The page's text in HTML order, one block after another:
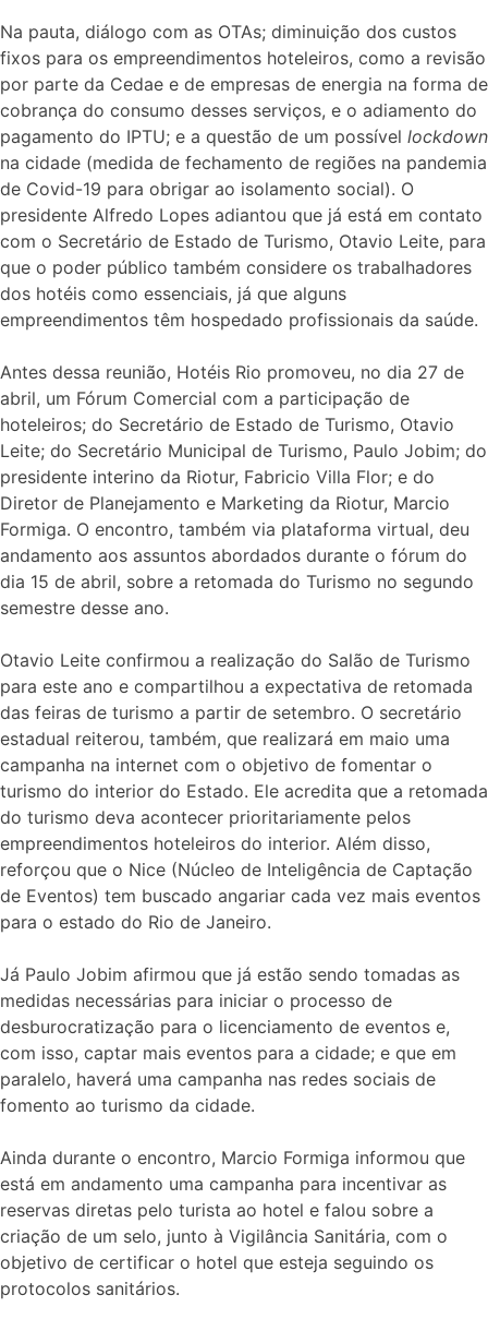
Na pauta, diálogo com as OTAs; diminuição dos custos
fixos para os empreendimentos hoteleiros, como a revisão
por parte da Cedae e de empresas de energia na forma de
cobrança do consumo desses serviços, e o adiamento do
pagamento do IPTU; e a questão de um possível lockdown
na cidade (medida de fechamento de regiões na pandemia
de Covid-19 para obrigar ao isolamento social). O
presidente Alfredo Lopes adiantou que já está em contato
com o Secretário de Estado de Turismo, Otavio Leite, para
que o poder público também considere os trabalhadores
dos hotéis como essenciais, já que alguns
empreendimentos têm hospedado profissionais da saúde.
Antes dessa reunião, Hotéis Rio promoveu, no dia 27 de
abril, um Fórum Comercial com a participação de
hoteleiros; do Secretário de Estado de Turismo, Otavio
Leite; do Secretário Municipal de Turismo, Paulo Jobim; do
presidente interino da Riotur, Fabricio Villa Flor; e do
Diretor de Planejamento e Marketing da Riotur, Marcio
Formiga. O encontro, também via plataforma virtual, deu
andamento aos assuntos abordados durante o fórum do
dia 15 de abril, sobre a retomada do Turismo no segundo
semestre desse ano.
Otavio Leite confirmou a realização do Salão de Turismo
para este ano e compartilhou a expectativa de retomada
das feiras de turismo a partir de setembro. O secretário
estadual reiterou, também, que realizará em maio uma
campanha na internet com o objetivo de fomentar o
turismo do interior do Estado. Ele acredita que a retomada
do turismo deva acontecer prioritariamente pelos
empreendimentos hoteleiros do interior. Além disso,
reforçou que o Nice (Núcleo de Inteligência de Captação
de Eventos) tem buscado angariar cada vez mais eventos
para o estado do Rio de Janeiro.
Já Paulo Jobim afirmou que já estão sendo tomadas as
medidas necessárias para iniciar o processo de
desburocratização para o licenciamento de eventos e,
com isso, captar mais eventos para a cidade; e que em
paralelo, haverá uma campanha nas redes sociais de
fomento ao turismo da cidade.
Ainda durante o encontro, Marcio Formiga informou que
está em andamento uma campanha para incentivar as
reservas diretas pelo turista ao hotel e falou sobre a
criação de um selo, junto à Vigilância Sanitária, com o
objetivo de certificar o hotel que esteja seguindo os
protocolos sanitários.